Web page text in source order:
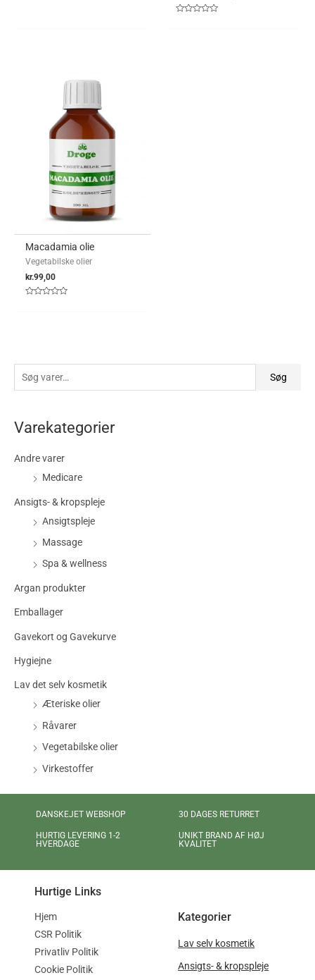
Søg
Varekategorier
Andre varer
Medicare
Ansigts- & kropspleje
Ansigtspleje
Massage
Spa & wellness
Argan produkter
Emballager
Gavekort og Gavekurve
Hygiejne
Lav det selv kosmetik
Æteriske olier
Råvarer
Vegetabilske olier
Virkestoffer
Macadamia olie
Vegetabilske olier
kr.99,00
DANSKEJET WEBSHOP
HURTIG LEVERING 1-2
HVERDAGE
30 DAGES RETURRET
UNIKT BRAND AF HØJ
KVALITET
Hurtige Links
Hjem
CSR Politik
Privatliv Politik
Cookie Politik
Kategorier
Lav selv kosmetik
Ansigts- & kropspleje